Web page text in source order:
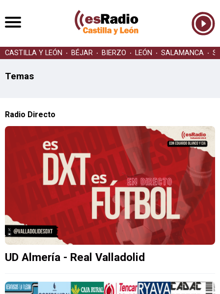
CASTILLA Y LEÓN BÉJAR BIERZO LEÓN SALAMANCA
Temas
Radio Directo
UD Almería - Real Valladolid